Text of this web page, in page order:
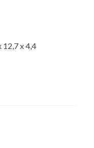
12,7 x 4,4